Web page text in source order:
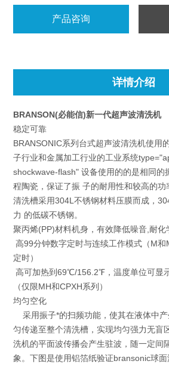
产品咨询
详情介绍
BRANSON(必能信)新一代超声波清洗机
稳定可靠
BRANSONIC系列台式超声波清洗机使用
子行业和金属加工行业的工业系统
shockwave-flash" 设备使用的的是相同的
程陶瓷，保证了振 子的耐用性和较高的功
清洗槽采用304L不锈钢材料压膜而成，
力 的低碳不锈钢。
聚丙烯(PP)材料机身，有效降低噪音,耐化
高99分钟数字定时与连续工作模式（M
定时）
高可加热到69℃/156.2℉，温度单位可显
（仅限MH和CPXH系列）
均匀空化
采用振子*的扫频功能，使其在液体中
匀传递至整个清洗槽，实现均匀强力无盲
洗机的平面波传播会产生驻波，随一定间
象。下图是使用铝箔纸验证bransonic球